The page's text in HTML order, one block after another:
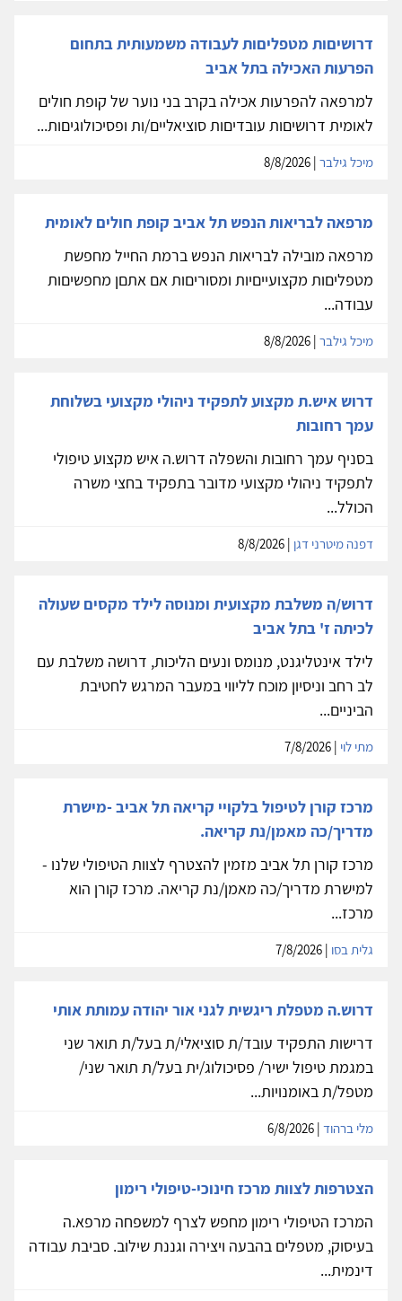
דרושיםות מטפליםות לעבודה משמעותית בתחום
הפרעות האכילה בתל אביב
למרפאה להפרעות אכילה בקרב בני נוער של קופת חולים
לאומית דרושיםות עובדיםות סוציאליים/ות ופסיכולוגיםות...
מיכל גילבר
מרפאה לבריאות הנפש תל אביב קופת חולים לאומית
מרפאה מובילה לבריאות הנפש ברמת החייל מחפשת
מטפליםות מקצועייםיות ומסוריםות אם אתםן מחפשיםות
עבודה...
מיכל גילבר
דרוש איש.ת מקצוע לתפקיד ניהולי מקצועי בשלוחת
עמך רחובות
בסניף עמך רחובות והשפלה דרוש.ה איש מקצוע טיפולי
לתפקיד ניהולי מקצועי מדובר בתפקיד בחצי משרה
הכולל...
דפנה מיטרני דגן
דרוש/ה משלבת מקצועית ומנוסה לילד מקסים שעולה
לכיתה ז' בתל אביב
לילד אינטליגנט, מנומס ונעים הליכות, דרושה משלבת עם
לב רחב וניסיון מוכח לליווי במעבר המרגש לחטיבת
הביניים...
מתי לוי
מרכז קורן לטיפול בלקויי קריאה תל אביב -מישרת
מדריך/כה מאמן/נת קריאה.
מרכז קורן תל אביב מזמין להצטרף לצוות הטיפולי שלנו -
למישרת מדריך/כה מאמן/נת קריאה. מרכז קורן הוא
מרכז...
גלית בסו
דרוש.ה מטפלת ריגשית לגני אור יהודה עמותת אותי
דרישות התפקיד עובד/ת סוציאלי/ת בעל/ת תואר שני
במגמת טיפול ישיר/ פסיכולוג/ית בעל/ת תואר שני/
מטפל/ת באומנויות...
מלי ברהוד
הצטרפות לצוות מרכז חינוכי-טיפולי רימון
המרכז הטיפולי רימון מחפש לצרף למשפחה מרפא.ה
בעיסוק, מטפלים בהבעה ויצירה וגננת שילוב. סביבת עבודה
דינמית...